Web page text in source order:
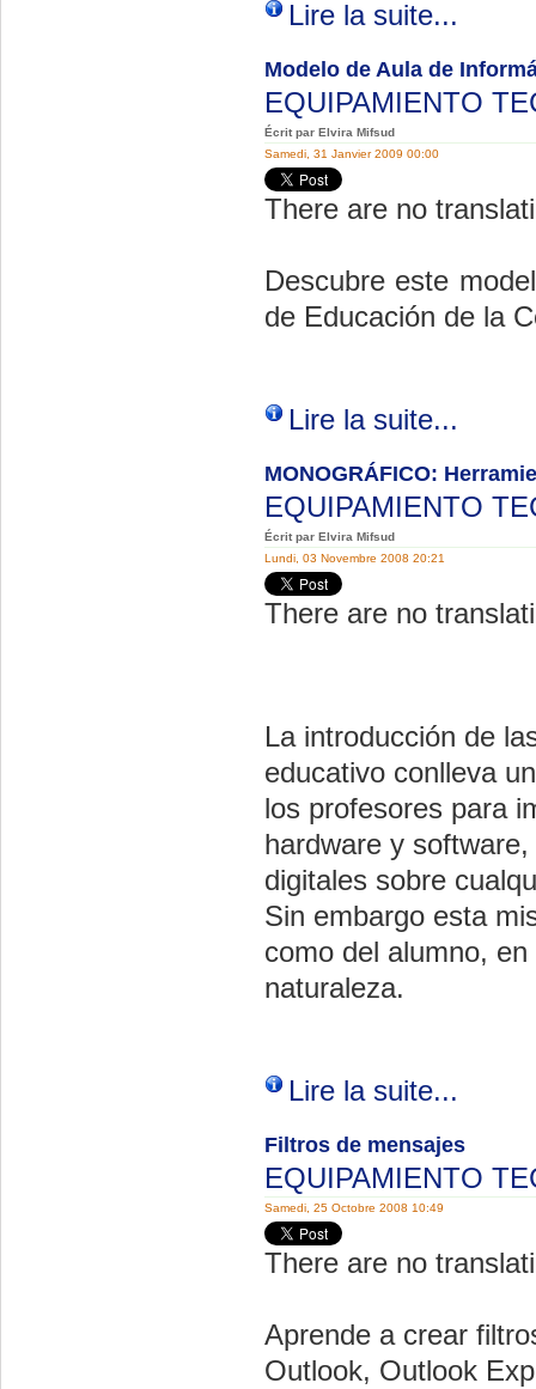
Lire la suite...
Modelo de Aula de
EQUIPAMIENTO
Écrit par Elvira Mifsud
Samedi, 31 Janvier 2009 00:00
There are no
Descubre este
de Educación de la
Lire la suite...
MONOGRÁFICO:
EQUIPAMIENTO
Écrit par Elvira Mifsud
Lundi, 03 Novembre 2008 20:21
There are no
La introducción de
educativo conlleva
los profesores para
hardware y
digitales sobre
Sin embargo esta
como del alumno,
naturaleza.
Lire la suite...
Filtros de mensajes
EQUIPAMIENTO
Samedi, 25 Octobre 2008 10:49
There are no
Aprende a crear
Outlook, Outlook